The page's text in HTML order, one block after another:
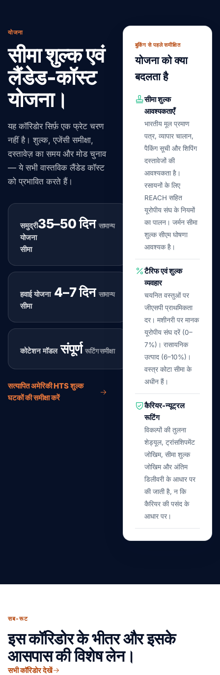
योजना
सीमा शुल्क एवं
लैंडेड-कॉस्ट
योजना।
यह कॉरिडोर सिर्फ़ एक फ्रेट चरण
नहीं है। शुल्क, एजेंसी समीक्षा,
दस्तावेज़ का समय और मोड चुनाव
— ये सभी वास्तविक लैंडेड कॉस्ट
को प्रभावित करते हैं।
समुद्री
योजना
सीमा
35–50 दिन सामान्य
हवाई योजना
सीमा
4–7 दिन सामान्य
कोटेशन मॉडल संपूर्णरूटिंग समीक्षा
सत्यापित अमेरिकी HTS शुल्क
घटकों की समीक्षा करें
बुकिंग से पहले समीक्षित
योजना को क्या
बदलता है
सीमा शुल्क
आवश्यकताएँ
भारतीय मूल प्रमाण
पत्र, व्यापार चालान,
पैकिंग सूची और शिपिंग
दस्तावेजों की
आवश्यकता है।
रसायनों के लिए
REACH सहित
यूरोपीय संघ के नियमों
का पालन। जर्मन सीमा
शुल्क सीएम घोषणा
आवश्यक है।
टैरिफ एवं शुल्क
व्यवहार
चयनित वस्तुओं पर
जीएसपी प्राथमिकता
दर। मशीनरी पर मानक
यूरोपीय संघ दरें (0–
7%)। रासायनिक
उत्पाद (6–10%)।
वस्त्र कोटा सीमा के
अधीन हैं।
कैरियर-न्यूट्रल
रूटिंग
विकल्पों की तुलना
शेड्यूल, ट्रांसशिपमेंट
जोखिम, सीमा शुल्क
जोखिम और अंतिम
डिलीवरी के आधार पर
की जाती है, न कि
कैरियर की पसंद के
आधार पर।
सब-रूट
इस कॉरिडोर के भीतर और इसके
आसपास की विशेष लेन।
सभी कॉरिडोर देखें